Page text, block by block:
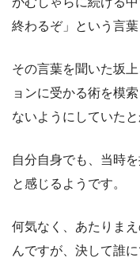
終わるぞ」という言
その言葉を聞いた坂
ョンに受かる術を模
ないようにしていたと
自分自身でも、当時
と感じるようです。
何気なく、あたりま
んですが、決して誰